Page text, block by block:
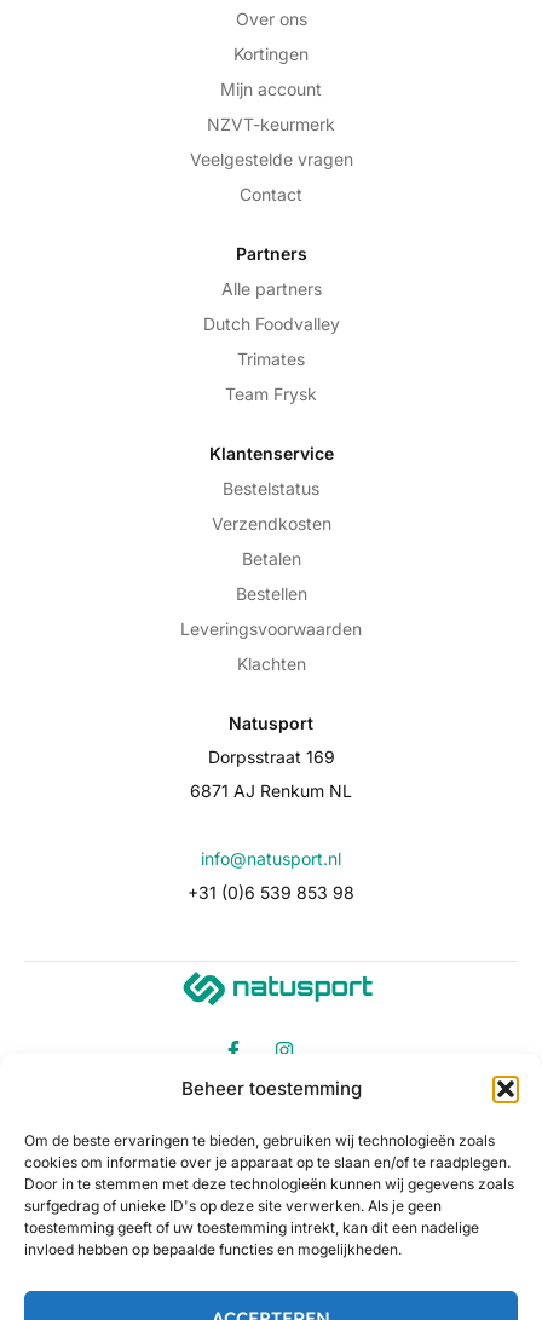
Beheer toestemming
Om de beste ervaringen te bieden, gebruiken wij technologieën zoals
cookies om informatie over je apparaat op te slaan en/of te raadplegen.
Door in te stemmen met deze technologieën kunnen wij gegevens zoals
surfgedrag of unieke ID's op deze site verwerken. Als je geen
toestemming geeft of uw toestemming intrekt, kan dit een nadelige
invloed hebben op bepaalde functies en mogelijkheden.
Over ons
Kortingen
Mijn account
NZVT-keurmerk
Veelgestelde vragen
Contact
Partners
Alle partners
Dutch Foodvalley
Trimates
Team Frysk
Klantenservice
Bestelstatus
Verzendkosten
Betalen
Bestellen
Leveringsvoorwaarden
Klachten
Natusport
Dorpsstraat 169
6871 AJ Renkum NL
info@natusport.nl
+31 (0)6 539 853 98